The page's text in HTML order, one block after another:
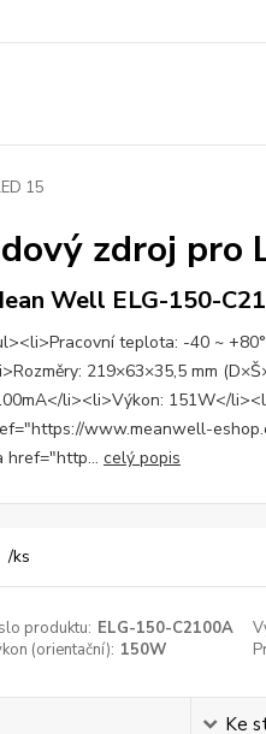
15
zdroj pro
Well ELG-150-
teplota: -40 ~
219×63×35,5 mm
li><li>Výkon: 151W</
www.meanwell-
href="http... celý popis
/ks
produktu: ELG-150-C2100A
(orientační­): 150W
Ke